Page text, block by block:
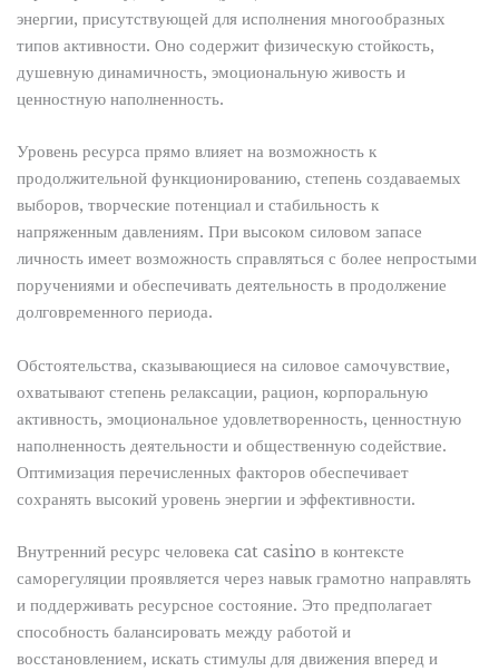
энергии, присутствующей для исполнения многообразных
типов активности. Оно содержит физическую стойкость,
душевную динамичность, эмоциональную живость и
ценностную наполненность.
Уровень ресурса прямо влияет на возможность к
продолжительной функционированию, степень создаваемых
выборов, творческие потенциал и стабильность к
напряженным давлениям. При высоком силовом запасе
личность имеет возможность справляться с более непростыми
поручениями и обеспечивать деятельность в продолжение
долговременного периода.
Обстоятельства, сказывающиеся на силовое самочувствие,
охватывают степень релаксации, рацион, корпоральную
активность, эмоциональное удовлетворенность, ценностную
наполненность деятельности и общественную содействие.
Оптимизация перечисленных факторов обеспечивает
сохранять высокий уровень энергии и эффективности.
Внутренний ресурс человека cat casino в контексте
саморегуляции проявляется через навык грамотно направлять
и поддерживать ресурсное состояние. Это предполагает
способность балансировать между работой и
восстановлением, искать стимулы для движения вперед и